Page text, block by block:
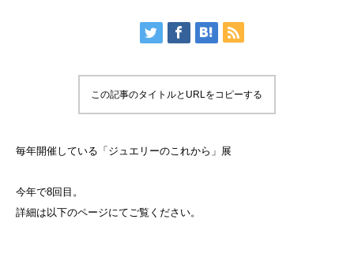
この記事のタイトルとURLをコピーする
毎年開催している「ジュエリーのこれから」展
今年で8回目。
詳細は以下のページにてご覧ください。